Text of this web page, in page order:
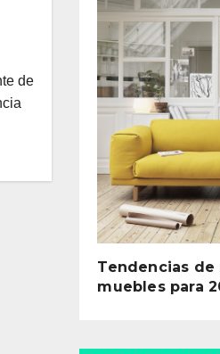
de
Tendencias de
muebles para